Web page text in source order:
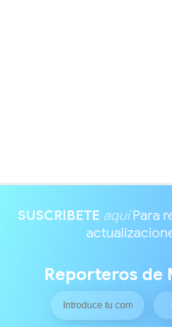
SUSCRIBETE aquíPara
Reporteros de